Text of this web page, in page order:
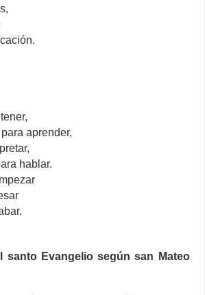
aprender,
hablar.
santo Evangelio según san Mateo